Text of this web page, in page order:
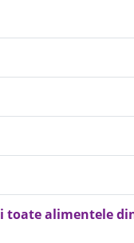
toate alimentele